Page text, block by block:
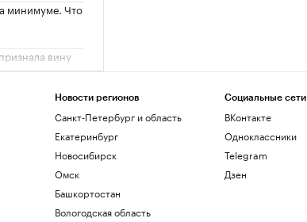
минимуме. Что
вину
₽7 млрд
РБК
в
объявил об
Новости регионов
Санкт-Петербург и область
Екатеринбург
Новосибирск
Омск
Башкортостан
Вологодская область
Социальные сети
ВКонтакте
Одноклассники
Telegram
Дзен